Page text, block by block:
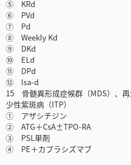
⑤ KRd
⑥ PVd
⑦ Pd
⑧ Weekly Kd
⑨ DKd
⑩ ELd
⑪ DPd
⑫ Isa-d
15 骨髄異形成症候群（MDS）、
少性紫斑病（ITP）
① アザシチジン
② ATG＋CsA±TPO-RA
③ PSL単剤
④ PE＋カプラシズマブ